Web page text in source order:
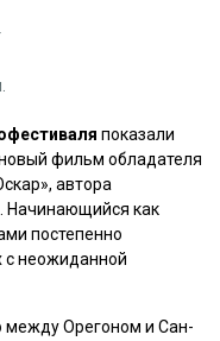
показали
фильм обладателя
автора
. Начинающийся как
постепенно
с неожиданной
между Орегоном и Сан-